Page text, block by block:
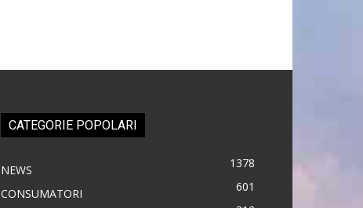
CATEGORIE POPOLARI
NEWS 1378
CONSUMATORI
601